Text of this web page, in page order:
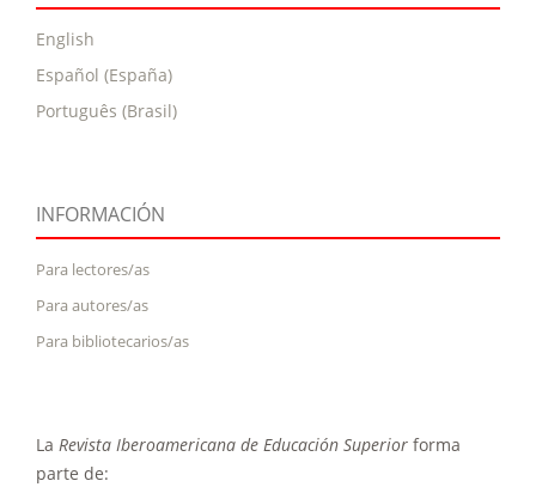
English
Español (España)
Português (Brasil)
INFORMACIÓN
Para lectores/as
Para autores/as
Para bibliotecarios/as
La Revista Iberoamericana de Educación Superior forma
parte de: